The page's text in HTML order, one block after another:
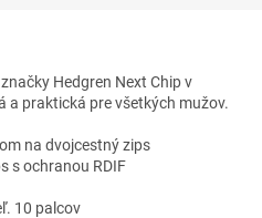
Hedgren Next Chip v
a praktická pre všetkých mužov.
na dvojcestný zips
s ochranou RDIF
10 palcov